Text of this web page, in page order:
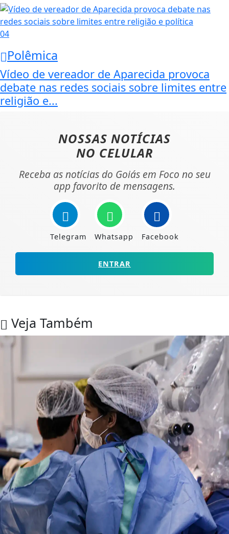
04
Polêmica
Vídeo de vereador de Aparecida provoca
debate nas redes sociais sobre limites entre
religião e...
NOSSAS NOTÍCIAS
NO CELULAR
Receba as notícias do Goiás em Foco no seu
app favorito de mensagens.
Telegram Whatsapp Facebook
ENTRAR
Veja Também